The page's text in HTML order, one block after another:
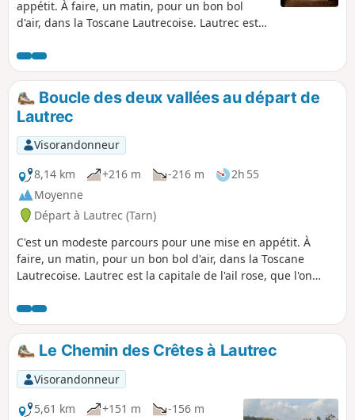
appétit. À faire, un matin, pour un bon bol
d'air, dans la Toscane Lautrecoise. Lautrec est
essentiellement, dans le Sud-Ouest.Il vous est
possible de programmer cette balade, un
vendredi matin, avant d'aller à la "cantine" du
café Plum.
Boucle des deux vallées au départ de
Lautrec
Visorandonneur
8,14 km
+216 m -216 m
2h 55
Moyenne
Départ à Lautrec (Tarn)
C'est un modeste parcours pour une mise en appétit. À
faire, un matin, pour un bon bol d'air, dans la Toscane
Lautrecoise. Lautrec est la capitale de l'ail rose, que l'on
Le Chemin des Crêtes à Lautrec
Visorandonneur
5,61 km
+151 m
-156 m